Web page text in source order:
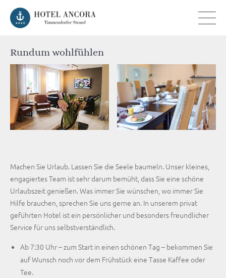
Rundum wohlfühlen
Machen Sie Urlaub. Lassen Sie die Seele baumeln. Unser kleines,
engagiertes Team ist sehr darum bemüht, dass Sie eine schöne
Urlaubszeit genießen. Was immer Sie wünschen, wo immer Sie
Hilfe brauchen, sprechen Sie uns gerne an. In unserem privat
geführten Hotel ist ein persönlicher und besonders freundlicher
Service für uns selbstverständlich.
Ab 7:30 Uhr – zum Start in einen schönen Tag – bekommen Sie
auf Wunsch noch vor dem Frühstück eine Tasse Kaffee oder
Tee.